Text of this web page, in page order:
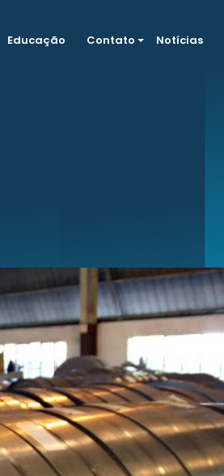
Educação Contato Notícias